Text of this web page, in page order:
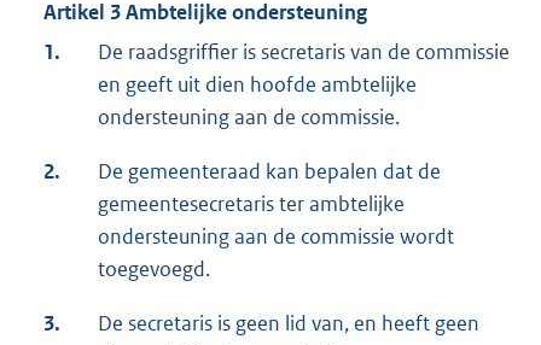
Artikel 3 Ambtelijke ondersteuning
1.
De raadsgriffier is secretaris van de commissie
en geeft uit dien hoofde ambtelijke
ondersteuning aan de commissie.
2.
De gemeenteraad kan bepalen dat de
gemeentesecretaris ter ambtelijke
ondersteuning aan de commissie wordt
toegevoegd.
3.
De secretaris is geen lid van, en heeft geen